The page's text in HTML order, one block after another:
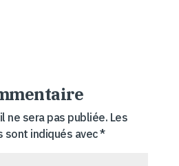
ne sera pas publiée. Les
sont indiqués avec*